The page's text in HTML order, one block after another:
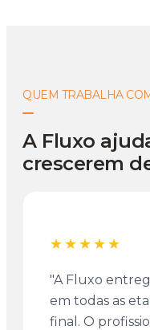
QUEM TRABALHA
A Fluxo
crescerem
★★★★★
"A Fluxo
em todas as
final. O